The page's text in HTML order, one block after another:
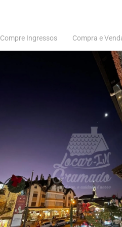
Compre Ingressos Compra e